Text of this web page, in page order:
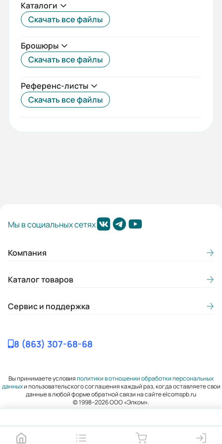
4
50/60
Номинальный ток (А):
16
Стандарты:
20
Габариты (ШхВхГ, м):
Каталоги
Скачать все файлы
Брошюры
Скачать все файлы
Референс-листы
Скачать все файлы
Мы в социальных сетях
Компания
Каталог товаров
Сервис и поддержка
8 (863) 307-68-68
Вы принимаете условияполитики в отношении обработки персональных
данныхи пользовательского соглашения каждый раз, когда оставляете свои
данные в любой форме обратной связи на сайте elcomspb.ru
© 1998–2026 ООО «Элком».